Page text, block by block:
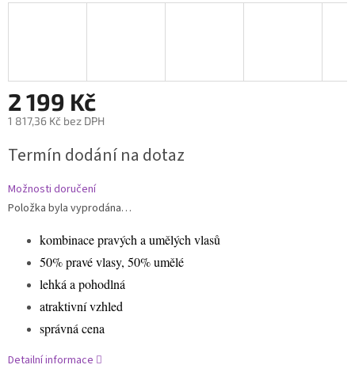
2 199 Kč
1 817,36 Kč bez DPH
cena:
Termín dodání na dotaz
Možnosti doručení
Položka byla vyprodána…
kombinace pravých a umělých vlasů
50% pravé vlasy, 50% umělé
lehká a pohodlná
atraktivní vzhled
správná cena
Detailní informace